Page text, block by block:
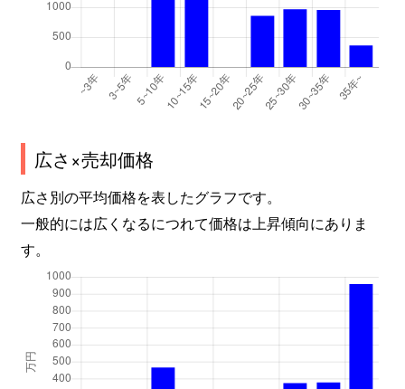
広さ×売却価格
広さ別の平均価格を表したグラフです。
一般的には広くなるにつれて価格は上昇傾向にありま
す。